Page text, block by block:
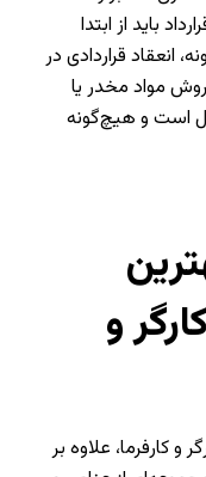
باید از ابتدا
انعقاد قراردادی در
مواد مخدر یا
است و هیچ‌گونه
و
و کارفرما، علاوه بر